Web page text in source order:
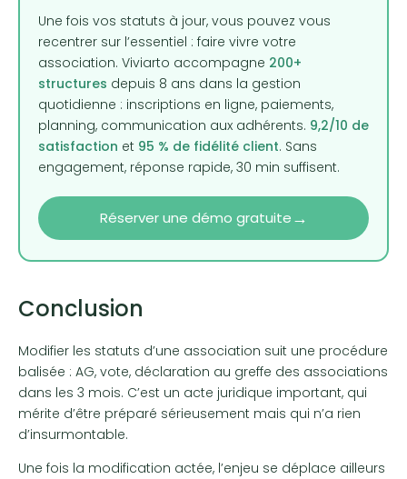
Une fois vos statuts à jour, vous pouvez vous
recentrer sur l’essentiel : faire vivre votre
association. Viviarto accompagne 200+
structures depuis 8 ans dans la gestion
quotidienne : inscriptions en ligne, paiements,
planning, communication aux adhérents. 9,2/10 de
satisfaction et 95 % de fidélité client. Sans
engagement, réponse rapide, 30 min suffisent.
Réserver une démo gratuite→
Conclusion
Modifier les statuts d’une association suit une procédure
balisée : AG, vote, déclaration au greffe des associations
dans les 3 mois. C’est un acte juridique important, qui
mérite d’être préparé sérieusement mais qui n’a rien
d’insurmontable.
Une fois la modification actée, l’enjeu se déplace ailleurs